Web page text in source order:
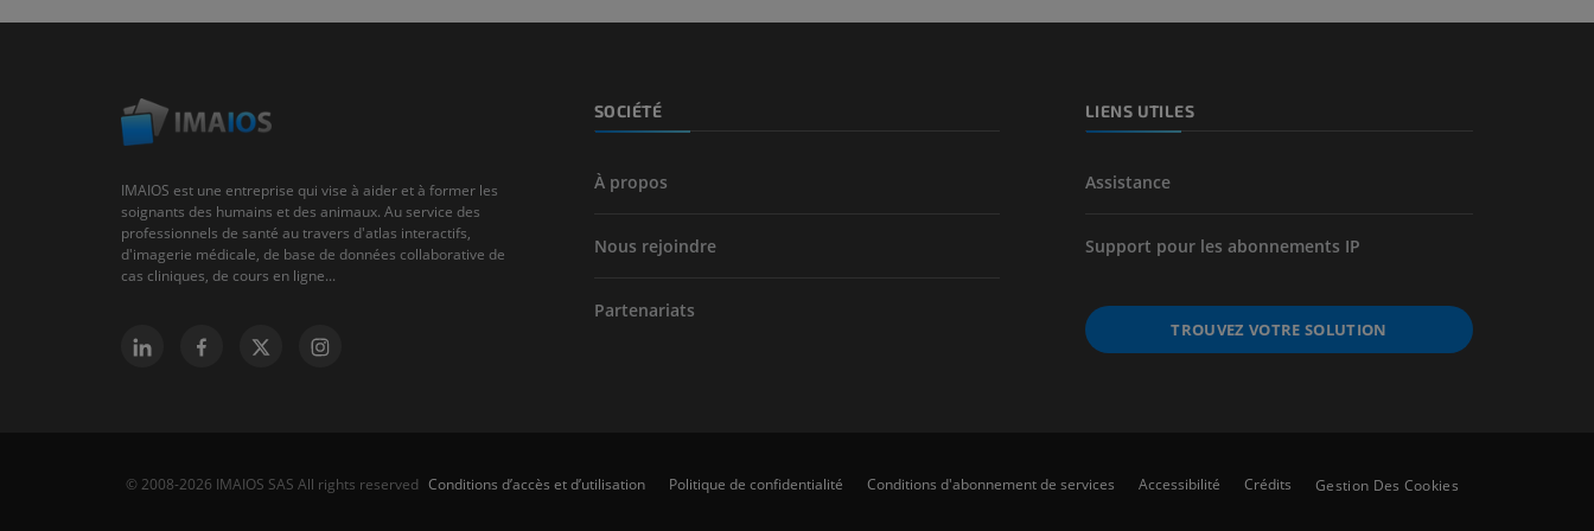
GRATUIT
IMAIOS est une entreprise qui vise à aider et à former les
soignants des humains et des animaux. Au service des
professionnels de santé au travers d'atlas interactifs,
d'imagerie médicale, de base de données collaborative de
cas cliniques, de cours en ligne...
SOCIÉTÉ
À propos
Nous rejoindre
Partenariats
LIENS UTILES
Assistance
Support pour les abonnements IP
TROUVEZ VOTRE SOLUTION
© 2008-2026 IMAIOS SAS All rights reserved Conditions d’accès et d’utilisation Politique de confidentialité Conditions d'abonnement de services Accessibilité Crédits Gestion Des Cookies